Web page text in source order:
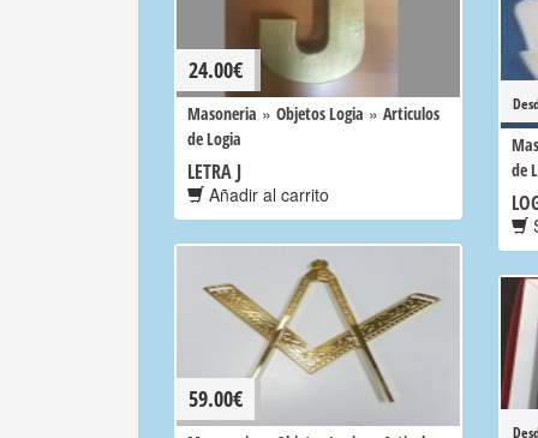
24.00€
Masoneria » Objetos Logia » Articulos
de Logia
LETRA J
Añadir al carrito
de
59.00€